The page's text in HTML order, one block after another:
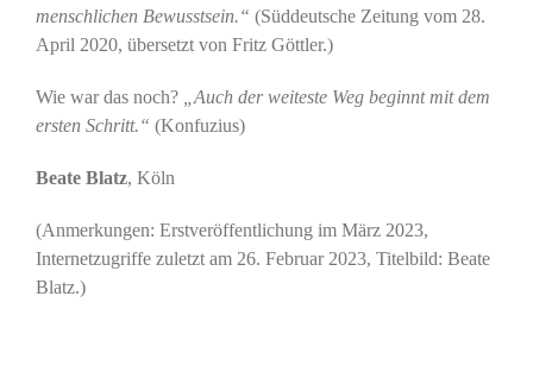
menschlichen Bewusstsein.“ (Süddeutsche Zeitung vom 28.
April 2020, übersetzt von Fritz Göttler.)
Wie war das noch?
„Auch der weiteste Weg beginnt mit dem
ersten Schritt.“ (Konfuzius)
Beate Blatz, Köln
(Anmerkungen: Erstveröffentlichung im März 2023,
Internetzugriffe zuletzt am 26. Februar 2023, Titelbild: Beate
Blatz.)